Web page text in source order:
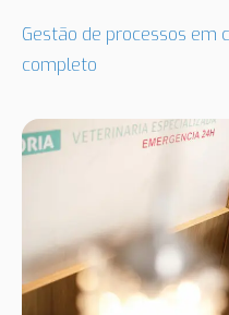
Gestão de processos em
completo